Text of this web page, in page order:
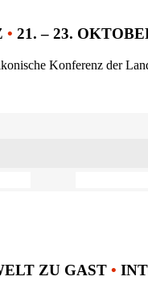
• 21. – 23.
Konferenz der
ZU GAST •